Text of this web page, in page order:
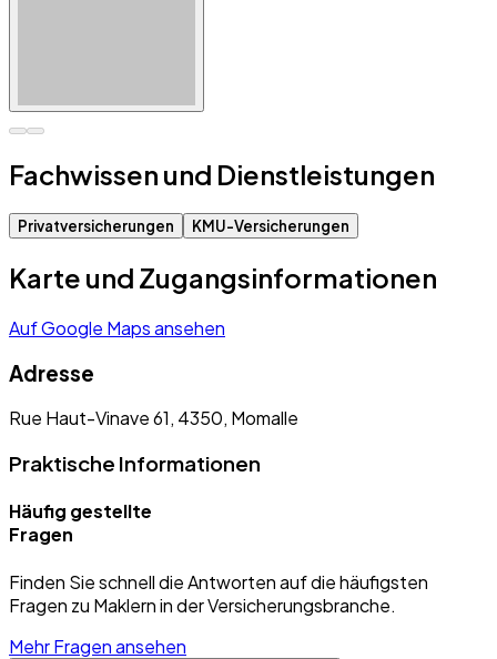
Fachwissen und Dienstleistungen
Privatversicherungen KMU-Versicherungen
Karte und Zugangsinformationen
Auf Google Maps ansehen
Adresse
Rue Haut-Vinave 61, 4350, Momalle
Praktische Informationen
Häufig gestellte
Fragen
Finden Sie schnell die Antworten auf die häufigsten
Fragen zu Maklern in der Versicherungsbranche.
Mehr Fragen ansehen